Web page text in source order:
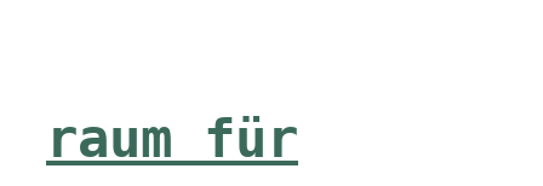
raum für